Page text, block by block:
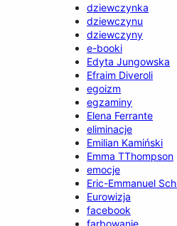
dziewczynka
dziewczynu
dziewczyny
e-booki
Edyta Jungowska
Efraim Diveroli
egoizm
egzaminy
Elena Ferrante
eliminacje
Emilian Kamiński
Emma TThompson
emocje
Eric-Emmanuel
Eurowizja
facebook
farbowanie